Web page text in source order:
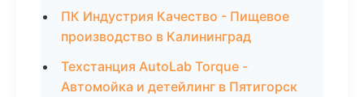
ПК Индустрия Качество - Пищевое
производство в Калининград
Техстанция AutoLab Torque -
Автомойка и детейлинг в Пятигорск